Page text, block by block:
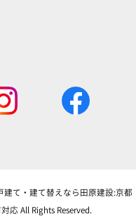
建て・建て替えなら田原建設:京都
応 All Rights Reserved.